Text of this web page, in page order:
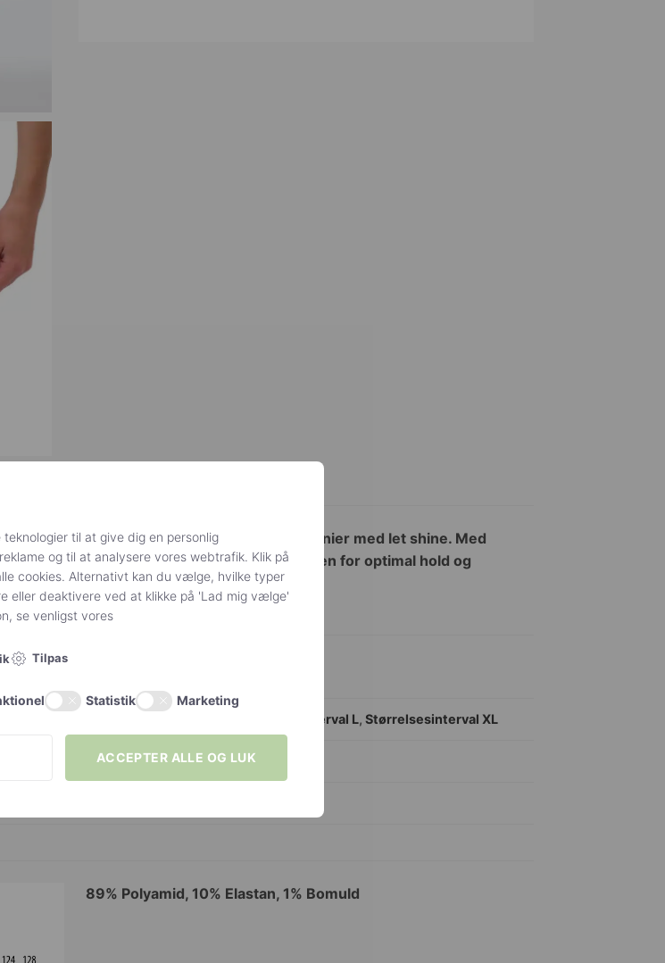
elegant søm og trusselook fra Giulia. I 20 denier med let shine. Med
nuance og med sort søm. Bred kant i taljen for optimal hold og
tå. Str. S, M, L, XL.
Størrelsesinterval L,Størrelsesinterval XL
89% Polyamid, 10% Elastan, 1% Bomuld
til at give dig en personlig
og til at analysere vores webtrafik. Klik på
cookies. Alternativt kan du vælge, hvilke typer
eller deaktivere ved at klikke på 'Lad mig vælge'
se venligst vores
Tilpas
Statistik Marketing
ACCEPTER ALLE OG LUK